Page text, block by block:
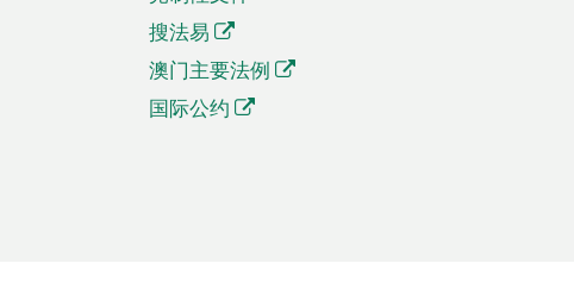
搜法易
澳门主要法例
国际公约